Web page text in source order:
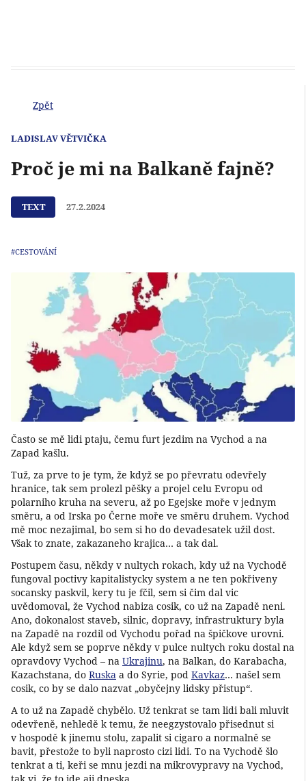
Zpět
LADISLAV VĚTVIČKA
Proč je mi na Balkaně fajně?
TEXT 27.2.2024
#CESTOVÁNÍ
Často se mě lidi ptaju, čemu furt jezdim na Vychod a na
Zapad kašlu.
Tuž, za prve to je tym, že když se po převratu odevřely
hranice, tak sem prolezl pěšky a projel celu Evropu od
polarniho kruha na severu, až po Egejske moře v jednym
směru, a od Irska po Černe moře ve směru druhem. Vychod
mě moc nezajimal, bo sem si ho do devadesatek užil dost.
Však to znate, zakazaneho krajica… a tak dal.
Postupem času, někdy v nultych rokach, kdy už na Vychodě
fungoval poctivy kapitalistycky system a ne ten pokřiveny
socansky paskvil, kery tu je fčil, sem si čim dal vic
uvědomoval, že Vychod nabiza cosik, co už na Zapadě neni.
Ano, dokonalost staveb, silnic, dopravy, infrastruktury byla
na Zapadě na rozdil od Vychodu pořad na špičkove urovni.
Ale když sem se poprve někdy v pulce nultych roku dostal na
opravdovy Vychod – na Ukrajinu, na Balkan, do Karabacha,
Kazachstana, do Ruska a do Syrie, pod Kavkaz… našel sem
cosik, co by se dalo nazvat „obyčejny lidsky přistup“.
A to už na Zapadě chybělo. Už tenkrat se tam lidi bali mluvit
odevřeně, nehledě k temu, že neegzystovalo přisednut si
v hospodě k jinemu stolu, zapalit si cigaro a normalně se
bavit, přestože to byli naprosto cizi lidi. To na Vychodě šlo
tenkrat a ti, keři se mnu jezdi na mikrovypravy na Vychod,